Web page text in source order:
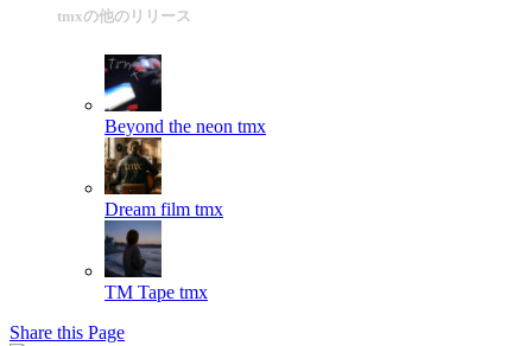
tmxの他のリリース
Beyond the neon tmx
Dream film tmx
TM Tape tmx
Share this Page